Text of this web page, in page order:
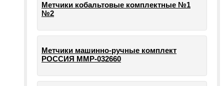
Метчики кобальтовые комплектные №1
№2
Метчики машинно-ручные комплект
РОССИЯ ММР-032660